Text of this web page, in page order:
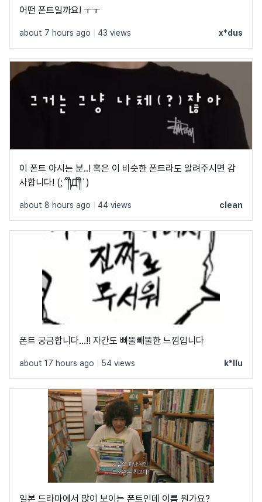
어떤 폰트일까요! ㅜㅜ
about 7 hours ago 43 views x*dus
이 폰트 아시는 분..! 혹은 이 비슷한 폰트라도 알려주시면 감
사합니다! (;´༎ຶД༎ຶ`)
about 8 hours ago 44 views clean
폰트 궁금합니다…!! 자간도 삐뚤빼뚤한 느낌입니다
about 17 hours ago 54 views k*llu
일본 드라마에서 많이 보이는 폰트인데 이름 뭔가요?